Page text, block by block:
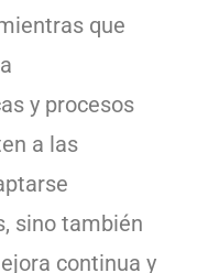
que
y procesos
a las
sino también
continua y